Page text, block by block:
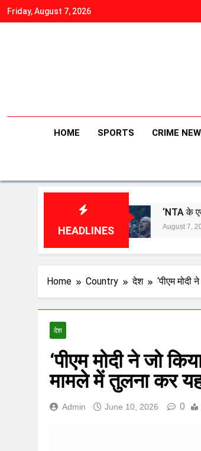
Skip
to
Friday, August 7, 2026
HOME SPORTS CRIME
HEADLINES
‘NTA के एक्सपर्ट्स ने लीक कराया
August 7, 2026
Home Country देश ‘पीएम
देश
‘पीएम मोदी ने जो
मामले में तुलना कर
Admin June 10, 2026 0